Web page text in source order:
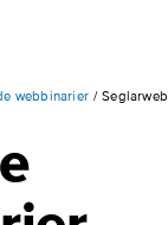
webbinarier